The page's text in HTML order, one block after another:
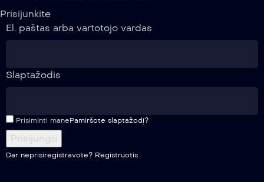
Prisijunkite
El. paštas arba vartotojo vardas
Slaptažodis
Prisiminti manePamiršote slaptažodį?
Dar neprisiregistravote? Registruotis